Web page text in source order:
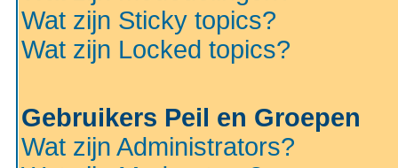
Wat zijn Sticky topics?
Wat zijn Locked topics?
Gebruikers Peil en Groepen
Wat zijn Administrators?